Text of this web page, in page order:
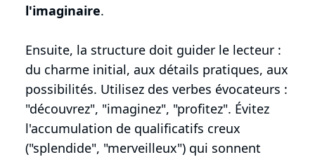
l'imaginaire.
Ensuite, la structure doit guider le lecteur :
du charme initial, aux détails pratiques, aux
possibilités. Utilisez des verbes évocateurs :
"découvrez", "imaginez", "profitez". Évitez
l'accumulation de qualificatifs creux
("splendide", "merveilleux") qui sonnent